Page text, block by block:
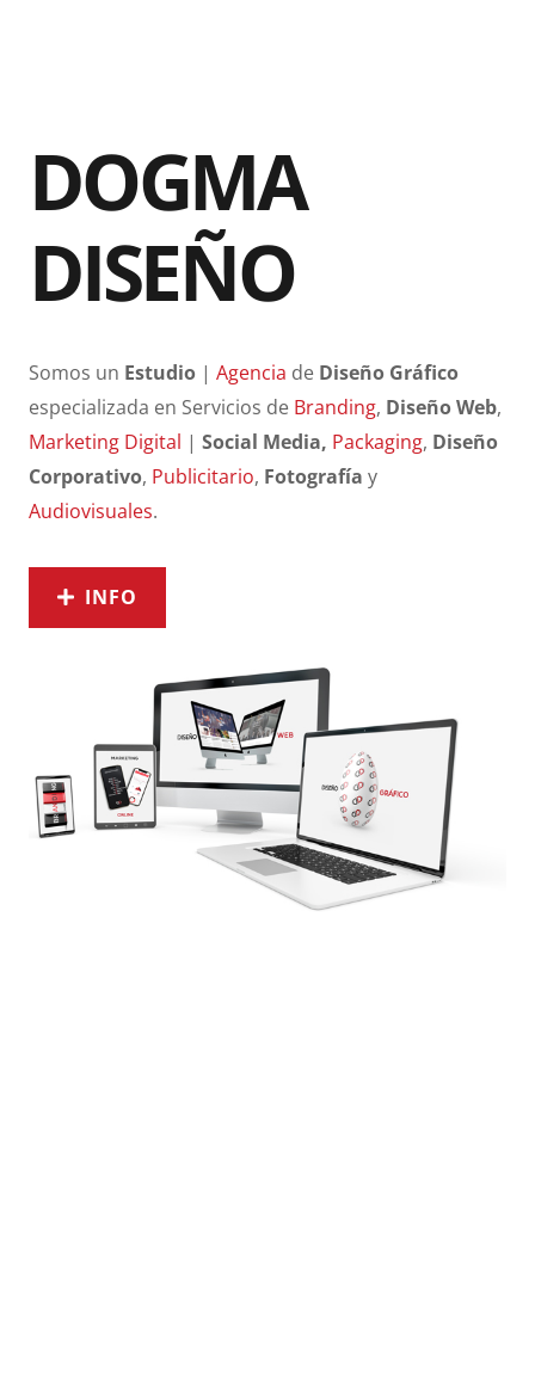
DOGMA
DISEÑO
Somos un Estudio | Agencia de Diseño Gráfico
especializada en Servicios de Branding, Diseño Web,
Marketing Digital | Social Media, Packaging, Diseño
Corporativo, Publicitario, Fotografía y
Audiovisuales.
INFO